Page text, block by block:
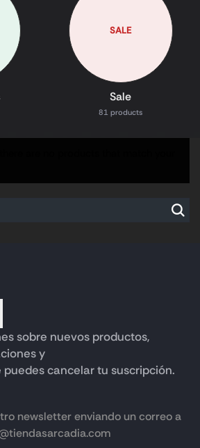
SALE
Sale
81 products
sobre nuevos productos,
y
cancelar tu suscripción.
newsletter enviando un correo a